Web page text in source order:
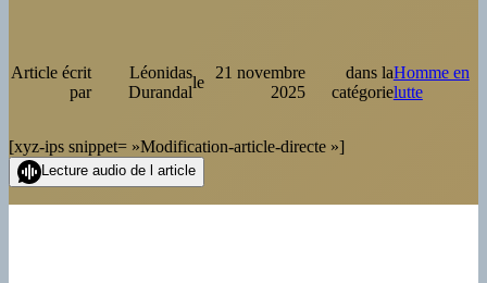
Article écrit
par
Léonidas
Durandal
le
21 novembre
2025
dans la
catégorie
Homme en
lutte
[xyz-ips snippet= »Modification-article-directe »]
Lecture audio de l article